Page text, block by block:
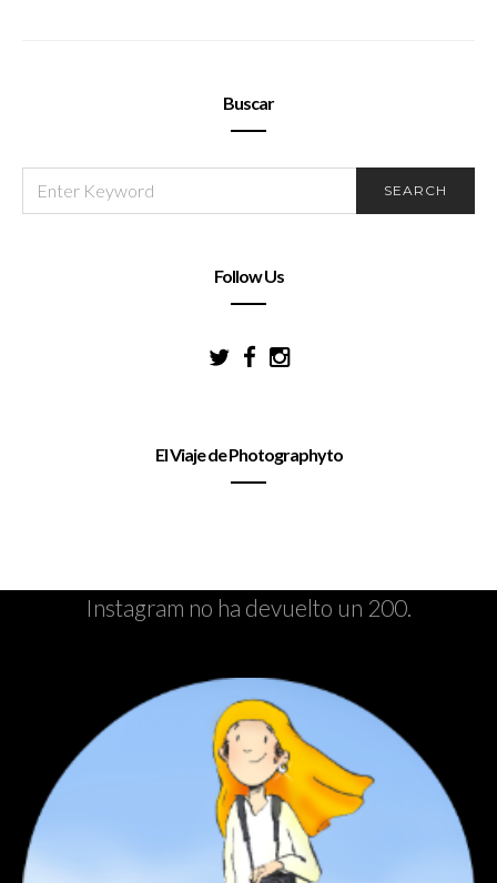
Buscar
FOR:
SEARCH
Follow Us
El Viaje de Photographyto
Instagram no ha devuelto un 200.